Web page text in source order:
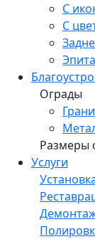
С
С
Ограды
Размеры
Услуги